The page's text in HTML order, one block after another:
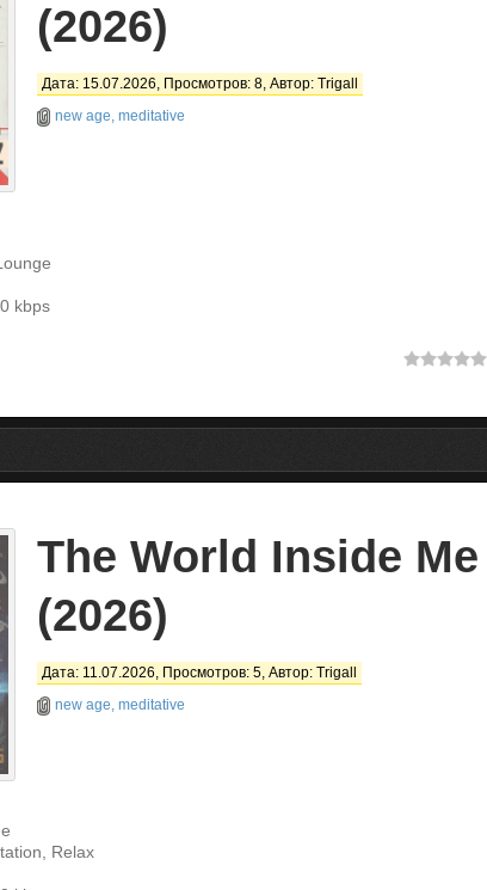
(2026)
Дата: 15.07.2026, Просмотров: 8, Автор: Trigall
new age, meditative
kbps
The World Inside Me
(2026)
Дата: 11.07.2026, Просмотров: 5, Автор: Trigall
new age, meditative
Relax